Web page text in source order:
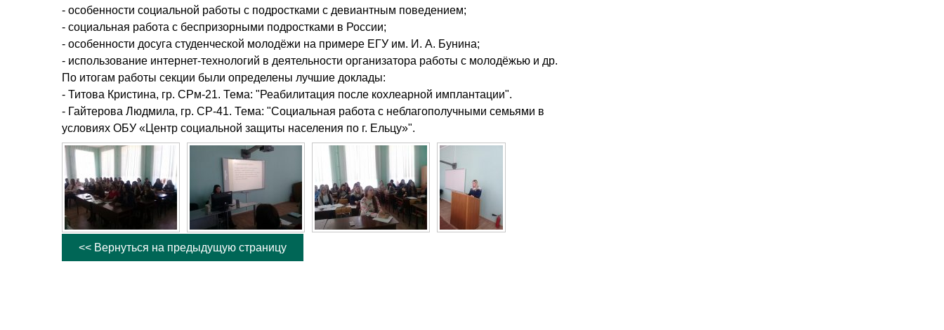
- особенности социальной работы с подростками с девиантным поведением;
- социальная работа с беспризорными подростками в России;
- особенности досуга студенческой молодёжи на примере ЕГУ им. И. А. Бунина;
- использование интернет-технологий в деятельности организатора работы с молодёжью и др.
По итогам работы секции были определены лучшие доклады:
- Титова Кристина, гр. СРм-21. Тема: "Реабилитация после кохлеарной имплантации".
- Гайтерова Людмила, гр. СР-41. Тема: "Социальная работа с неблагополучными семьями в
условиях ОБУ «Центр социальной защиты населения по г. Ельцу»".
<< Вернуться на предыдущую страницу